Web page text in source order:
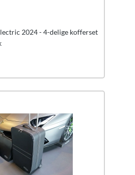
2024 - 4-delige kofferset